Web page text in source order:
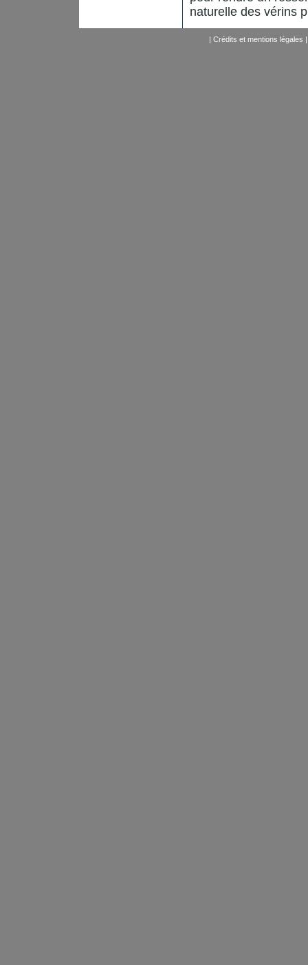
naturelle des vérins
| Crédits et mentions légales